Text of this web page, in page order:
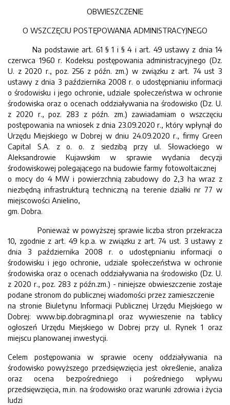
OBWIESZCZENIE
O WSZCZĘCIU POSTĘPOWANIA ADMINISTRACYJNEGO
Na podstawie art. 61 § 1 i § 4 i art. 49 ustawy z dnia 14
czerwca 1960 r. Kodeksu postępowania administracyjnego (Dz.
U. z 2020 r., poz. 256 z późn. zm.) w związku z art. 74 ust 3
ustawy z dnia 3 października 2008 r. o udostępnianiu informacji
o środowisku i jego ochronie, udziale społeczeństwa w ochronie
środowiska oraz o ocenach oddziaływania na środowisko (Dz. U.
z 2020 r., poz. 283 z późn. zm.) zawiadamiam o wszczęciu
postępowania na wniosek z dnia 23.09.2020 r., który wpłynął do
Urzędu Miejskiego w Dobrej w dniu 24.09.2020 r., firmy Green
Capital S.A. z o. o. z siedzibą przy ul. Słowackiego w
Aleksandrowie Kujawskim w sprawie wydania decyzji
środowiskowej polegającego na budowie farmy fotowoltaicznej
o mocy do 4 MW i powierzchnią zabudowy do 2,3 ha wraz z
niezbędną infrastrukturą techniczną na terenie działki nr 77 w
miejscowości Anielino,
gm. Dobra.
Ponieważ w powyższej sprawie liczba stron przekracza
10, zgodnie z art. 49 k.p.a. w związku z art. 74 ust. 3 ustawy z
dnia 3 października 2008 r. o udostępnianiu informacji o
środowisku i jego ochronie, udziale społeczeństwa w ochronie
środowiska oraz o ocenach oddziaływania na środowisko (Dz. U.
z 2020 r., poz. 283 z późn.zm.) - niniejsze obwieszczenie zostaje
podane stronom do publicznej wiadomości przez zamieszczenie
na stronie Biuletynu Informacji Publicznej Urzędu Miejskiego w
Dobrej: www.bip.dobragmina.pl oraz wywieszenie na tablicy
ogłoszeń Urzędu Miejskiego w Dobrej przy ul. Rynek 1 oraz
miejscu planowanej inwestycji.
Celem postępowania w sprawie oceny oddziaływania na
środowisko powyższego przedsięwzięcia jest określenie, analiza
oraz ocena bezpośredniego i pośredniego wpływu
przedsięwzięcia, m.in. na środowisko oraz warunki zdrowia i życia
ludzi